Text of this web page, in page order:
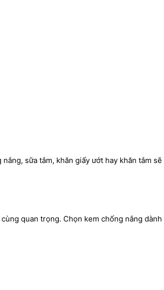
sữa tắm, khăn giấy ướt hay khăn tắm
quan trọng. Chọn kem chống nắng